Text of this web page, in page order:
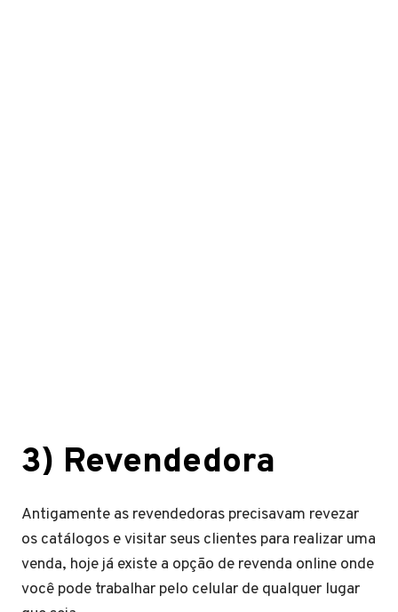
3) Revendedora
Antigamente as revendedoras precisavam revezar
os catálogos e visitar seus clientes para realizar uma
venda, hoje já existe a opção de revenda online onde
você pode trabalhar pelo celular de qualquer lugar